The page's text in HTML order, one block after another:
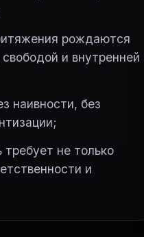
рождаются
и внутренней
наивности, без
требует не только
и